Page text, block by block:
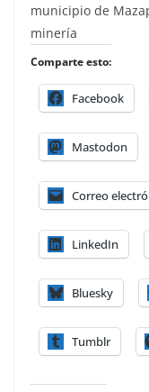
municipio de
minería
Comparte esto:
Facebook
Mastodon
Correo
LinkedIn
Bluesky
Tumblr